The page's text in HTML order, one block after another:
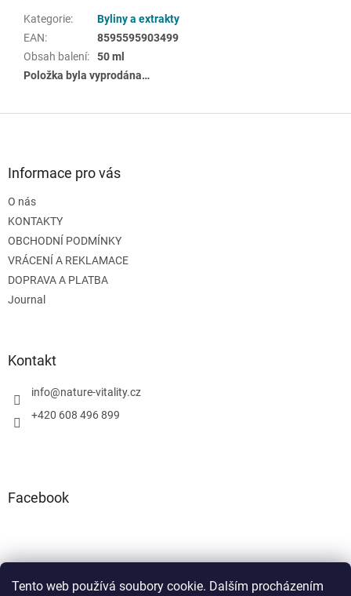
Tento web používá soubory cookie. Dalším procházením
Kategorie:
Byliny a extrakty
EAN:
8595595903499
Obsah balení:
50 ml
Položka byla vyprodána…
Informace pro vás
O nás
KONTAKTY
OBCHODNÍ PODMÍNKY
VRÁCENÍ A REKLAMACE
DOPRAVA A PLATBA
Journal
Kontakt
info@nature-vitality.cz
+420 608 496 899
Facebook